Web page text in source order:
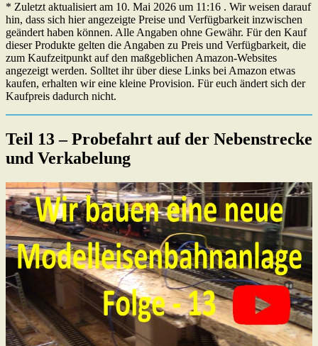
* Zuletzt aktualisiert am 10. Mai 2026 um 11:16 . Wir weisen darauf
hin, dass sich hier angezeigte Preise und Verfügbarkeit inzwischen
geändert haben können. Alle Angaben ohne Gewähr. Für den Kauf
dieser Produkte gelten die Angaben zu Preis und Verfügbarkeit, die
zum Kaufzeitpunkt auf den maßgeblichen Amazon-Websites
angezeigt werden. Solltet ihr über diese Links bei Amazon etwas
kaufen, erhalten wir eine kleine Provision. Für euch ändert sich der
Kaufpreis dadurch nicht.
Teil 13 – Probefahrt auf der Nebenstrecke
und Verkabelung